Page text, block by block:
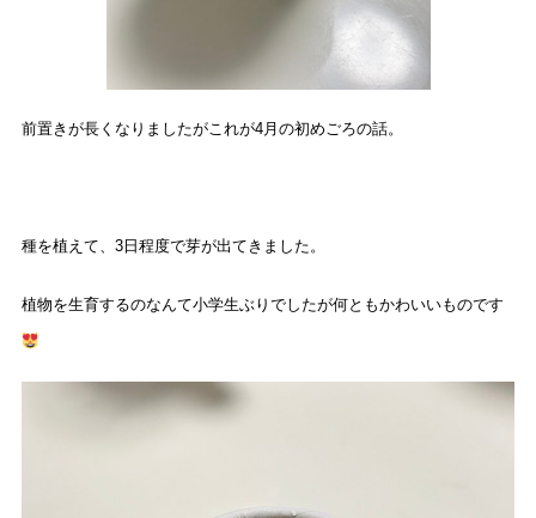
前置きが長くなりましたがこれが4月の初めごろの話。
種を植えて、 3日程度で芽が出てきました。
植物を生育するのなんて小学生ぶりでしたが何ともかわいいものです